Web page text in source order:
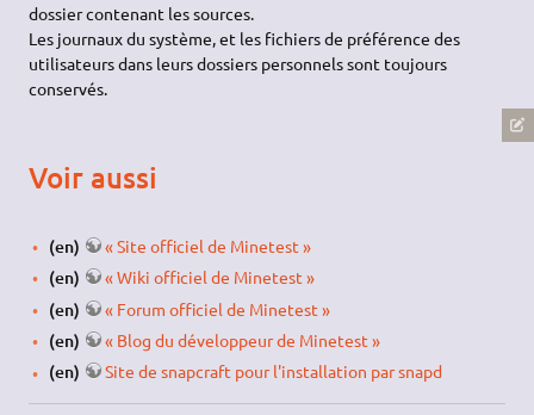
dossier contenant les sources.
Les journaux du système, et les fichiers de préférence des
utilisateurs dans leurs dossiers personnels sont toujours
conservés.
Voir aussi
(en) « Site officiel de Minetest »
(en) « Wiki officiel de Minetest »
(en) « Forum officiel de Minetest »
(en) « Blog du développeur de Minetest »
(en) Site de snapcraft pour l'installation par snapd